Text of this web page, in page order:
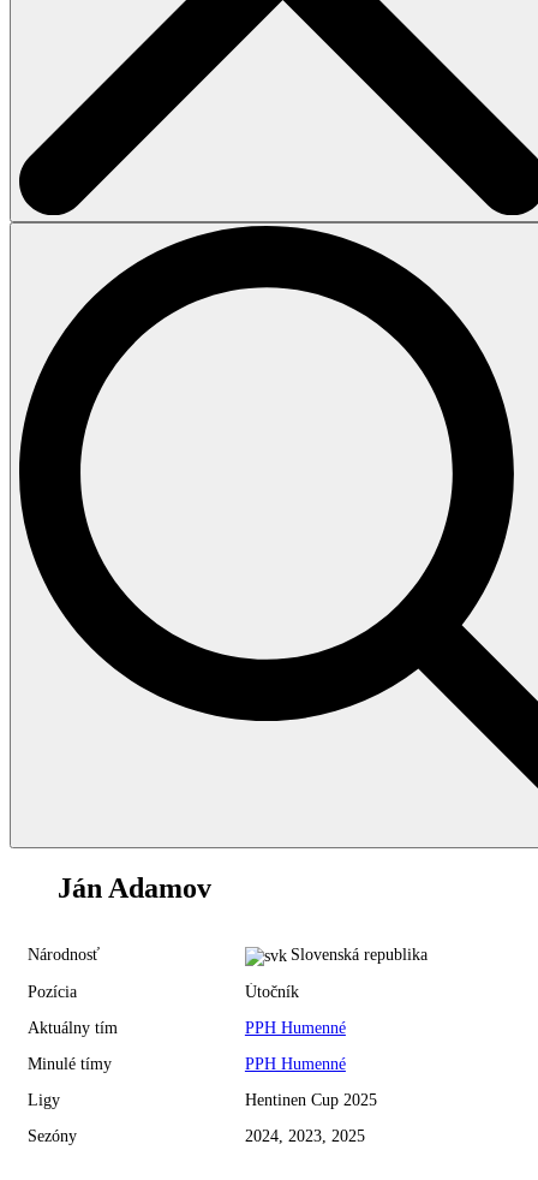
Ján Adamov
Národnosť Slovenská republika
Pozícia
Útočník
Aktuálny tím
PPH Humenné
Minulé tímy
PPH Humenné
Ligy
Hentinen Cup 2025
Sezóny
2024, 2023, 2025